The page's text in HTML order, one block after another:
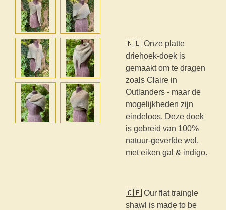
🇳🇱 Onze platte
driehoek-doek is
gemaakt om te dragen
zoals Claire in
Outlanders - maar de
mogelijkheden zijn
eindeloos. Deze doek
is gebreid van 100%
natuur-geverfde wol,
met eiken gal & indigo.
🇬🇧 Our flat traingle
shawl is made to be